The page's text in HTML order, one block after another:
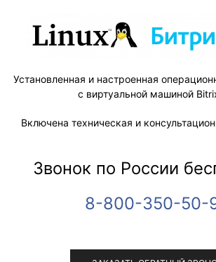
Установленная и настроенная
с виртуальной машиной
Включена техническая и
Звонок по России
8-800-350-50-